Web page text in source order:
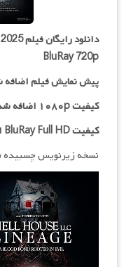
دانلود رایگان فیلم
BluRay 720p
پیش نمایش فیلم
کیفیت ۱۰۸۰p اضافه شد
کیفیت BluRay Full HD اضافه شد
نسخه زیرنویس چسبیده